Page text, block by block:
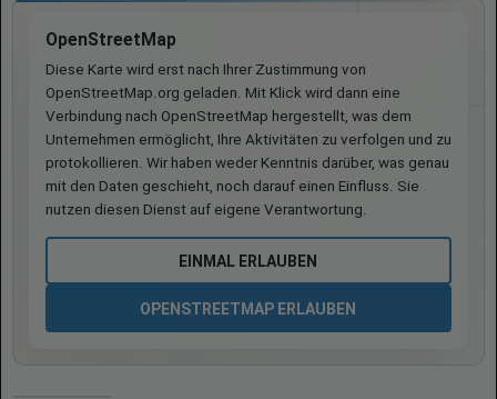
OpenStreetMap
Diese Karte wird erst nach Ihrer Zustimmung von
OpenStreetMap.org geladen. Mit Klick wird dann eine
Verbindung nach OpenStreetMap hergestellt, was dem
Unternehmen ermöglicht, Ihre Aktivitäten zu verfolgen und zu
protokollieren. Wir haben weder Kenntnis darüber, was genau
mit den Daten geschieht, noch darauf einen Einfluss. Sie
nutzen diesen Dienst auf eigene Verantwortung.
EINMAL ERLAUBEN
OPENSTREETMAP ERLAUBEN